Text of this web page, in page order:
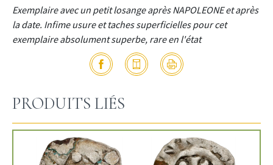
Exemplaire avec un petit losange après NAPOLEONE et après
la date. Infime usure et taches superficielles pour cet
exemplaire absolument superbe, rare en l'état
PRODUITS LIÉS